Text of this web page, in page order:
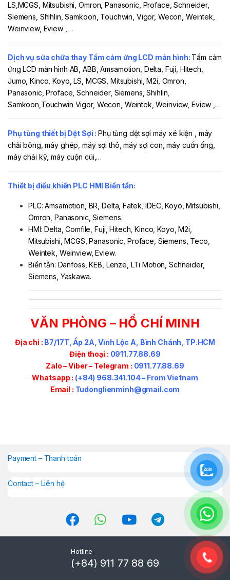
LS, MCGS, Mitsubishi, Omron, Panasonic, Proface, Schneider,
Siemens, Shihlin, Samkoon, Touchwin, Vigor, Wecon, Weintek,
Weinview, Eview ,…
Dịch vụ sửa chữa thay Tấm cảm ứng LCD màn hình: Tấm cảm
ứng LCD màn hình AB, ABB, Amsamotion, Delta, Fuji, Hitech,
Jumo, Kinco,Koyo, LS, MCGS, Mitsubishi, M2i, Omron,
Panasonic, Proface, Schneider, Siemens, Shihlin,
Samkoon,Touchwin Vigor, Wecon, Weintek, Weinview, Eview ,…
Phụ tùng thiết bị Dệt Sợi :Phụ tùng dệt sợi máy xé kiện , máy
chải bông, máy ghép, máy sợi thô, máy sợi con, máy cuốn ống,
máy chải kỹ, máy cuộn cúi,…
Thiết bị điều khiển PLC HMI Biến tần:
PLC: Amsamotion, BR, Delta, Fatek, IDEC, Koyo, Mitsubishi,
Omron, Panasonic, Siemens.
HMI: Delta, Comfile, Fuji, Hitech, Kinco, Koyo, M2i,
Mitsubishi, MCGS, Panasonic, Proface, Siemens, Teco,
Weintek, Weinview, Eview.
Biến tần: Danfoss, KEB, Lenze, LTi Motion, Schneider,
Siemens, Yaskawa.
VĂN PHÒNG – HỒ CHÍ MINH
Địa chỉ : B7/17T, Ấp 2A, Vĩnh Lộc A, Bình Chánh, TP.HCM
Điện thoại : 0911.77.88.69
Zalo – Viber – Telegram : 0911.77.88.69
Whatsapp : (+84) 968.341.104 – From Vietnam
Email : Tudonglienminh@gmail.com
Payment – Thanh toán
Contact – Liên hệ
Hotline
(+84) 911 77 88 69